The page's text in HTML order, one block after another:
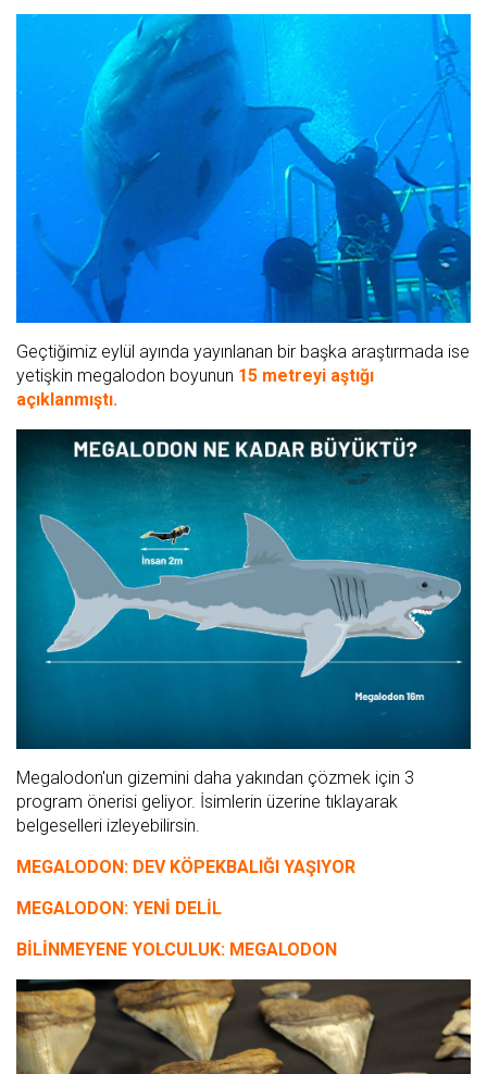
Geçtiğimiz eylül ayında yayınlanan bir başka araştırmada ise
yetişkin megalodon boyunun 15 metreyi aştığı
açıklanmıştı.
Megalodon'un gizemini daha yakından çözmek için 3
program önerisi geliyor. İsimlerin üzerine tıklayarak
belgeselleri izleyebilirsin.
MEGALODON: DEV KÖPEKBALIĞI YAŞIYOR
MEGALODON: YENİ DELİL
BİLİNMEYENE YOLCULUK: MEGALODON